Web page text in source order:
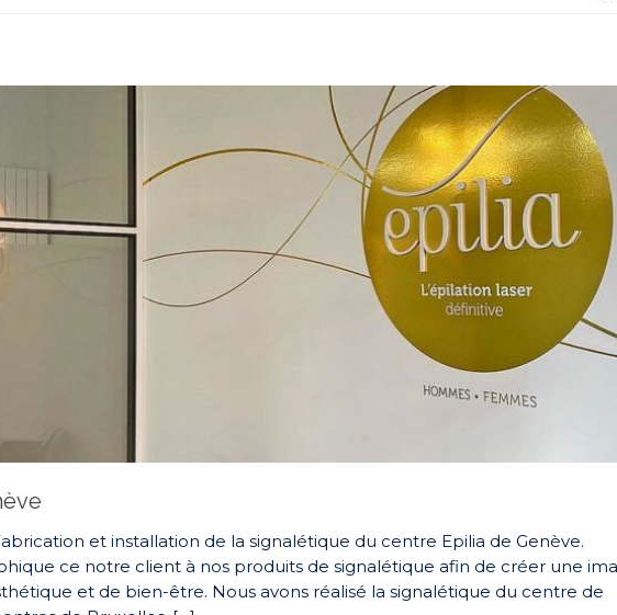
et installation de la signalétique du centre Epilia de Genève.
ce notre client à nos produits de signalétique afin de créer une
et de bien-être. Nous avons réalisé la signalétique du centre de